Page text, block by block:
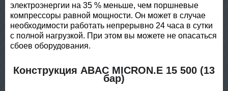
электроэнергии на 35 % меньше, чем поршневые
компрессоры равной мощности. Он может в случае
необходимости работать непрерывно 24 часа в сутки
с полной нагрузкой. При этом вы можете не опасаться
сбоев оборудования.
Конструкция ABAC MICRON.E 15 500 (13
бар)